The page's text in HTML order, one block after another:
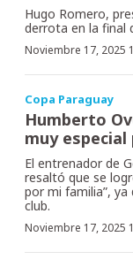
Hugo Romero,
derrota en la final
Noviembre 17, 2025
Copa Paraguay
Humberto
muy
El entrenador de
resaltó que se
por mi familia”,
club.
Noviembre 17, 2025